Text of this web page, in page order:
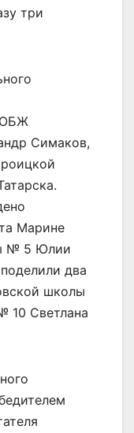
три
ОБЖ
Симаков,
Марине
№ 5 Юлии
два
школы
10 Светлана